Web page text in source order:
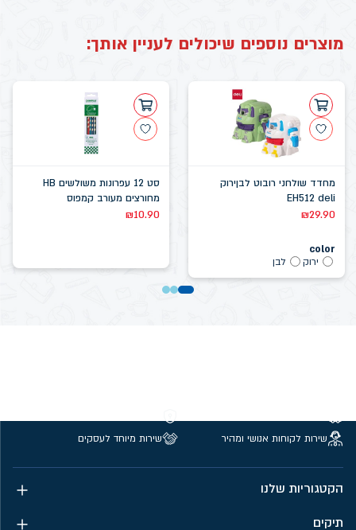
מוצרים נוספים שיכולים לעניין אותך:
מחדד שולחני רובוט לבןירוק
EH512 deli
₪29.90
color
ירוק
לבן
סט 12 עפרונות משולשים HB
מחורצים מעורב קמפוס
₪10.90
שירות לקוחות אנושי ומהיר
שירות מיוחד לעסקים
הקטגוריות שלנו
תיקים